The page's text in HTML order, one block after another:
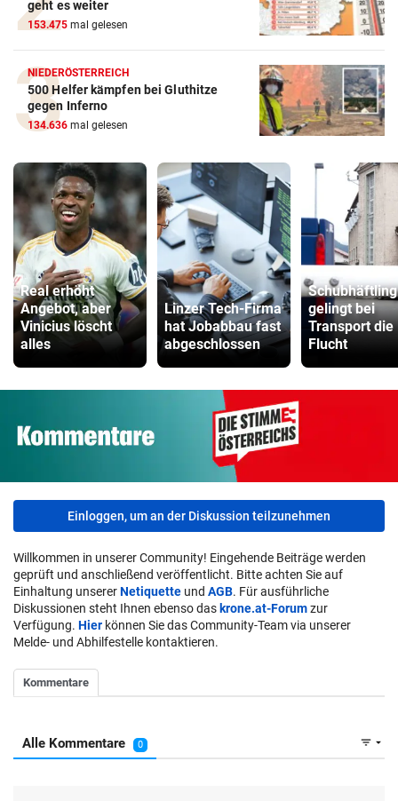
geht es weiter
153.475 mal gelesen
NIEDERÖSTERREICH
500 Helfer kämpfen bei Gluthitze
gegen Inferno
134.636 mal gelesen
Real erhöht
Angebot, aber
Vinicius löscht
alles
Linzer Tech-Firma
hat Jobabbau fast
abgeschlossen
Schubhäftling
gelingt bei
Transport die
Flucht
Einloggen, um an der Diskussion teilzunehmen
Willkommen in unserer Community! Eingehende Beiträge werden
geprüft und anschließend veröffentlicht. Bitte achten Sie auf
Einhaltung unsererNetiquette und AGB. Für ausführliche
Diskussionen steht Ihnen ebenso das krone.at-Forumzur
Verfügung. Hier können Sie das Community-Team via unserer
Melde- und Abhilfestelle kontaktieren.